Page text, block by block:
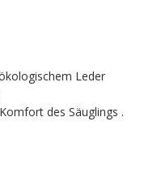
Leder
des Säuglings .